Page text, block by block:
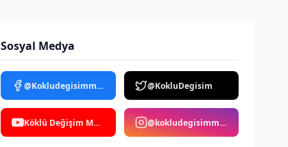
Sosyal Medya
@Kokludegisimmedya @KokluDegisim
Köklü Değişim Medya @kokludegisimmedya